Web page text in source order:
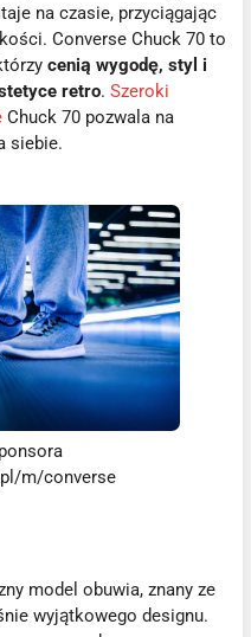
na czasie, przyciągając
Converse Chuck 70 to
cenią wygodę, styl i
retro.Szeroki
Chuck 70 pozwala na
siebie.
m/converse
model obuwia, znany ze
wyjątkowego designu.